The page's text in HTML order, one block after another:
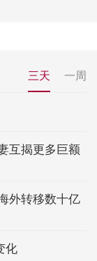
三天 一周
互揭更多巨额
外转移数十亿
化